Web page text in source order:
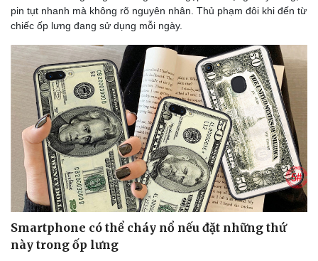
Doanh nghiệp
Thông tin doanh nghiệp
Doanh nghiệp 24h
Doanh nhân
Vì cộng đồng
Công nghệ
Sành điệu
Tin Công nghệ
Trải nghiệm
Chuyển đổi số
pin tụt nhanh mà không rõ nguyên nhân. Thủ phạm đôi khi đến từ
chiếc ốp lưng đang sử dụng mỗi ngày.
Smartphone có thể cháy nổ nếu đặt những thứ
này trong ốp lưng